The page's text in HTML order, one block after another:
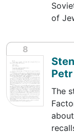
of
8
The